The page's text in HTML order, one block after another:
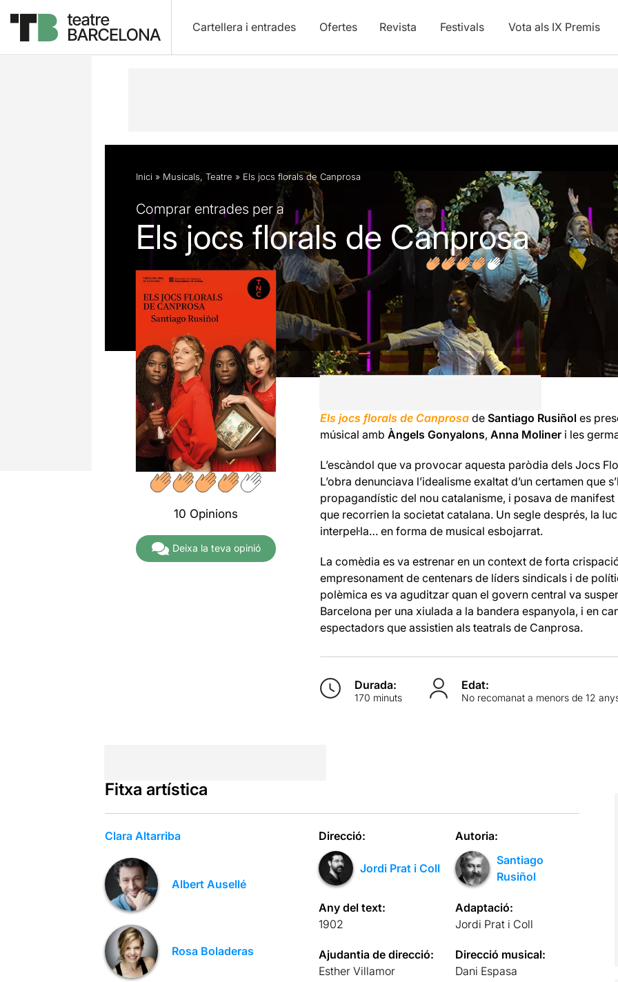
Cartellera i entrades Ofertes Revista Festivals Vota als IX Premis
Descripció Fitxa artística Fotos i vídeos Opinions Articles
Inici » Musicals, Teatre » Els jocs florals de Canprosa
Comprar entrades per a
Els jocs florals de Canprosa
10 Opinions
Deixa la teva opinió
Els jocs florals de Canprosade Santiago Rusiñol es
músical amb Àngels Gonyalons, Anna Molineri les
L’escàndol que va provocar aquesta paròdia dels Jocs
L’obra denunciava l’idealisme exaltat d’un certamen que
propagandístic del nou catalanisme, i posava de
que recorrien la societat catalana. Un segle després, la
interpel·la… en forma de musical esbojarrat.
La comèdia es va estrenar en un context de forta
empresonament de centenars de líders sindicals i de
polèmica es va aguditzar quan el govern central va
Barcelona per una xiulada a la bandera espanyola, i en
espectadors que assistien als teatrals de Canprosa.
Durada:
170 minuts
Edat:
No recomanat a menors de 12
Fitxa artística
Clara Altarriba
Albert Ausellé
Rosa Boladeras
Direcció:
Jordi Prat i Coll
Autoria:
Santiago
Rusiñol
Any del text:
1902
Adaptació:
Jordi Prat i Coll
Ajudantia de direcció:
Esther Villamor
Direcció musical:
Dani Espasa